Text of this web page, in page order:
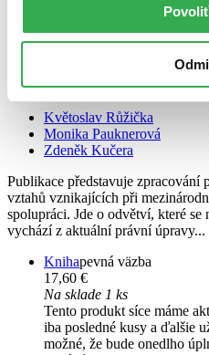
Právo mezinárodního obchodu
CZ
Květoslav Růžička
Monika Pauknerová
Zdeněk Kučera
Publikace představuje zpracování
vztahů vznikajících při
spolupráci. Jde o odvětví, které
vychází z aktuální právní úpravy...
Knihapevná väzba
17,60 €
Na sklade 1 ks
Tento produkt síce máme
iba posledné kusy a ďalšie
možné, že bude onedlho